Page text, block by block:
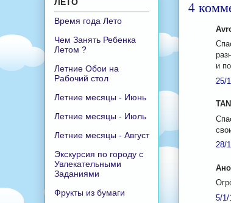
4
и
25/
28/
5/1/
ЛЕТО
Время года Лето
Чем Занять Ребенка
Летом ?
Летние Обои на
Рабочий стол
Летние месяцы - Июнь
Летние месяцы - Июль
Летние месяцы - Август
Экскурсия по городу с
Увлекательными
Заданиями
Фрукты из бумаги